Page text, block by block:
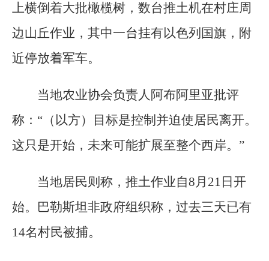
上横倒着大批橄榄树，数台推土机在村庄周
边山丘作业，其中一台挂有以色列国旗，附
近停放着军车。
当地农业协会负责人阿布阿里亚批评
称：“（以方）目标是控制并迫使居民离开。
这只是开始，未来可能扩展至整个西岸。”
当地居民则称，推土作业自8月21日开
始。巴勒斯坦非政府组织称，过去三天已有
14名村民被捕。